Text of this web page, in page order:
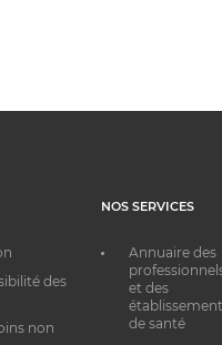
des
non
NOS SERVICES
Annuaire des
et des
de santé